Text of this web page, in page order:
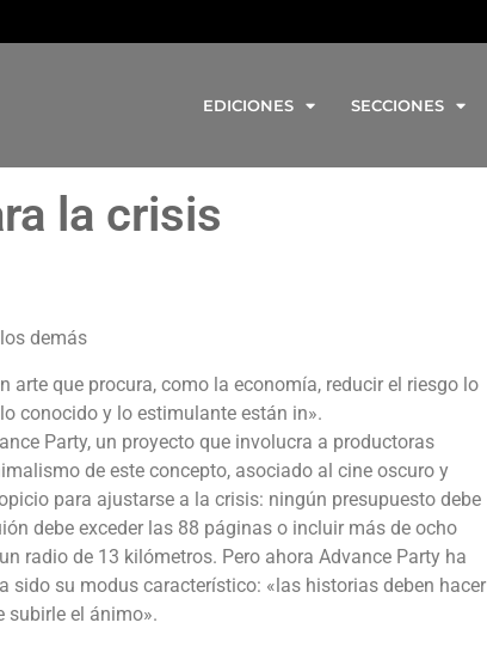
EDICIONES SECCIONES
la crisis
demás
arte que procura, como la economía, reducir el riesgo lo
conocido y lo estimulante están in».
Party, un proyecto que involucra a productoras
de este concepto, asociado al cine oscuro y
para ajustarse a la crisis: ningún presupuesto debe
debe exceder las 88 páginas o incluir más de ocho
radio de 13 kilómetros. Pero ahora Advance Party ha
su modus característico: «las historias deben hacer
subirle el ánimo».